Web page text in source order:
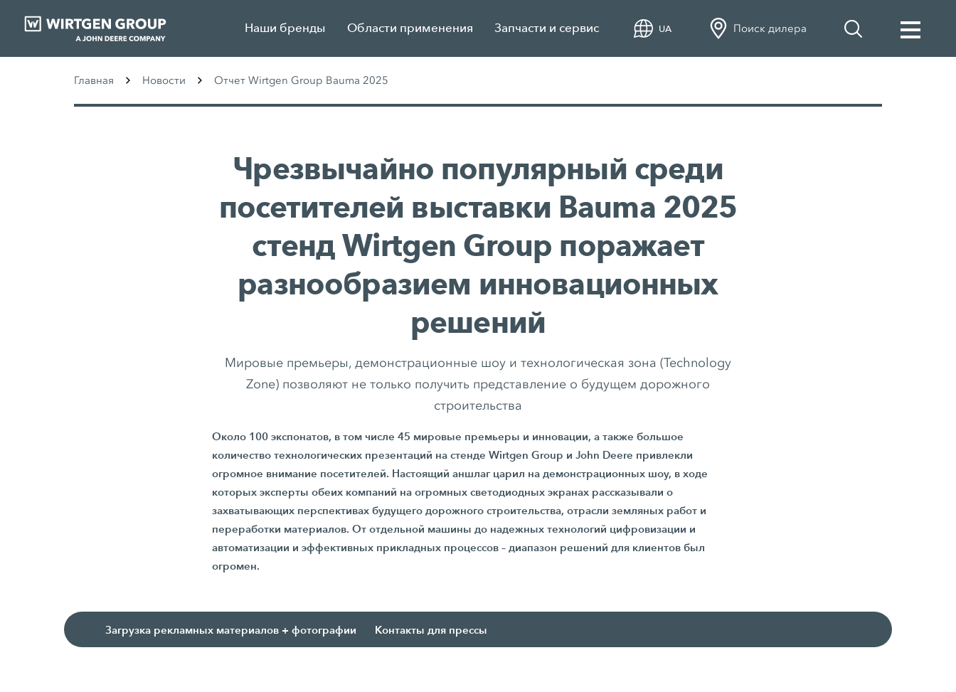
Наши бренды Области применения Запчасти и сервис UA Поиск дилера
Главная Новости Отчет Wirtgen Group Bauma 2025
Чрезвычайно популярный среди
посетителей выставки Bauma 2025
стенд Wirtgen Group поражает
разнообразием инновационных
решений
Мировые премьеры, демонстрационные шоу и технологическая зона (Technology
Zone) позволяют не только получить представление о будущем дорожного
строительства
Около 100 экспонатов, в том числе 45 мировые премьеры и инновации, а также большое
количество технологических презентаций на стенде Wirtgen Group и John Deere привлекли
огромное внимание посетителей. Настоящий аншлаг царил на демонстрационных шоу, в ходе
которых эксперты обеих компаний на огромных светодиодных экранах рассказывали о
захватывающих перспективах будущего дорожного строительства, отрасли земляных работ и
переработки материалов. От отдельной машины до надежных технологий цифровизации и
автоматизации и эффективных прикладных процессов – диапазон решений для клиентов был
огромен.
Загрузка рекламных материалов + фотографии Контакты для прессы